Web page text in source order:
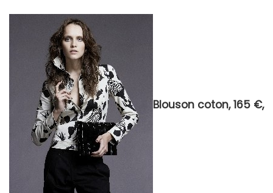
Blouson coton, 165 €,